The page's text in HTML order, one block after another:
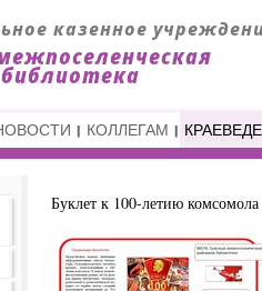
КОЛЛЕГАМ
Буклет к 100-летию комсомола